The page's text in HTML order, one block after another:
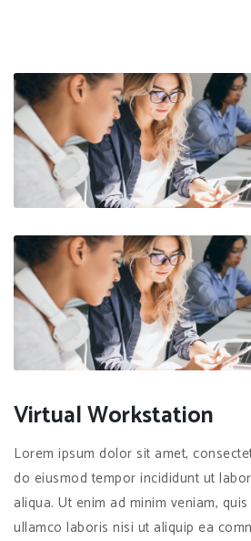
Virtual Workstation
Lorem ipsum dolor sit amet,
do eiusmod tempor incididunt ut
aliqua. Ut enim ad minim veniam,
ullamco laboris nisi ut aliquip ea